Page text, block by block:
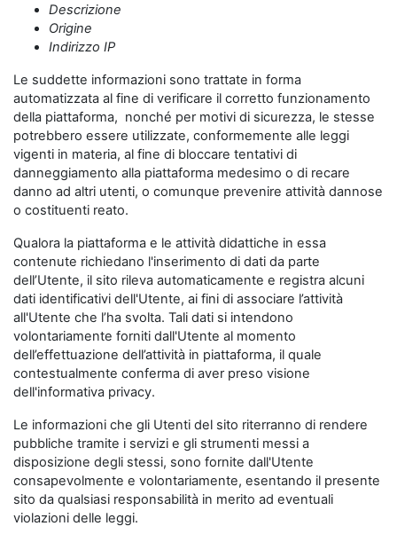
Descrizione
Origine
Indirizzo IP
Le suddette informazioni sono trattate in forma
automatizzata al fine di verificare il corretto funzionamento
della piattaforma, nonché per motivi di sicurezza, le stesse
potrebbero essere utilizzate, conformemente alle leggi
vigenti in materia, al fine di bloccare tentativi di
danneggiamento alla piattaforma medesimo o di recare
danno ad altri utenti, o comunque prevenire attività dannose
o costituenti reato.
Qualora la piattaforma e le attività didattiche in essa
contenute richiedano l'inserimento di dati da parte
dell’Utente, il sito rileva automaticamente e registra alcuni
dati identificativi dell'Utente, ai fini di associare l’attività
all'Utente che l’ha svolta. Tali dati si intendono
volontariamente forniti dall'Utente al momento
dell’effettuazione dell’attività in piattaforma, il quale
contestualmente conferma di aver preso visione
dell'informativa privacy.
Le informazioni che gli Utenti del sito riterranno di rendere
pubbliche tramite i servizi e gli strumenti messi a
disposizione degli stessi, sono fornite dall'Utente
consapevolmente e volontariamente, esentando il presente
sito da qualsiasi responsabilità in merito ad eventuali
violazioni delle leggi.